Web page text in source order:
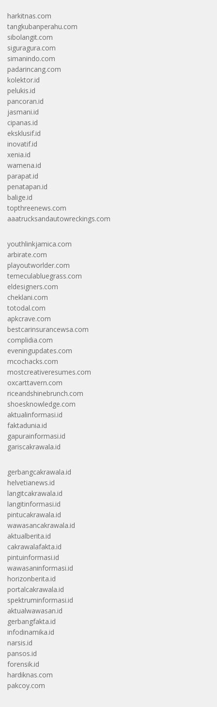
harkitnas.com
tangkubanperahu.com
sibolangit.com
siguragura.com
simanindo.com
padarincang.com
kolektor.id
pelukis.id
pancoran.id
jasmani.id
cipanas.id
eksklusif.id
inovatif.id
xenia.id
wamena.id
parapat.id
penatapan.id
balige.id
topthreenews.com
aaatrucksandautowreckings.com
youthlinkjamica.com
arbirate.com
playoutworlder.com
temeculabluegrass.com
eldesigners.com
cheklani.com
totodal.com
apkcrave.com
bestcarinsurancewsa.com
complidia.com
eveningupdates.com
mcochacks.com
mostcreativeresumes.com
oxcarttavern.com
riceandshinebrunch.com
shoesknowledge.com
aktualinformasi.id
faktadunia.id
gapurainformasi.id
gariscakrawala.id
gerbangcakrawala.id
helvetianews.id
langitcakrawala.id
langitinformasi.id
pintucakrawala.id
wawasancakrawala.id
aktualberita.id
cakrawalafakta.id
pintuinformasi.id
wawasaninformasi.id
horizonberita.id
portalcakrawala.id
spektruminformasi.id
aktualwawasan.id
gerbangfakta.id
infodinamika.id
narsis.id
pansos.id
forensik.id
hardiknas.com
pakcoy.com